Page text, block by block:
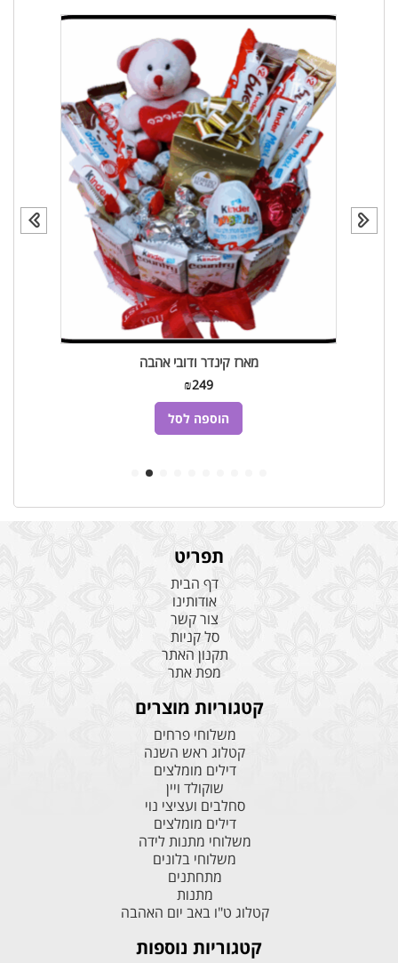
מארז קינדר ודובי אהבה
₪249
הוספה לסל
תפריט
דף הבית
אודותינו
צור קשר
סל קניות
תקנון האתר
מפת אתר
קטגוריות מוצרים
משלוחי פרחים
קטלוג ראש השנה
דילים מומלצים
שוקולד ויין
סחלבים ועציצי נוי
דילים מומלצים
משלוחי מתנות לידה
משלוחי בלונים
מתחתנים
מתנות
קטלוג ט"ו באב יום האהבה
קטגוריות נוספות